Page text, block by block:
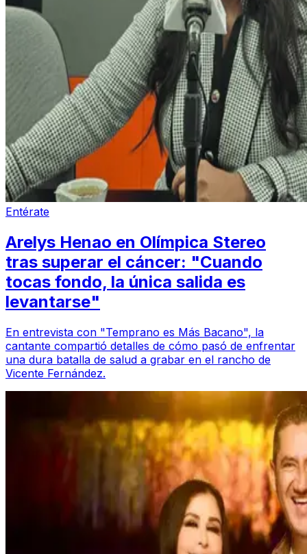
Entérate
Arelys Henao en Olímpica Stereo
tras superar el cáncer: "Cuando
tocas fondo, la única salida es
levantarse"
En entrevista con "Temprano es Más Bacano", la
cantante compartió detalles de cómo pasó de enfrentar
una dura batalla de salud a grabar en el rancho de
Vicente Fernández.